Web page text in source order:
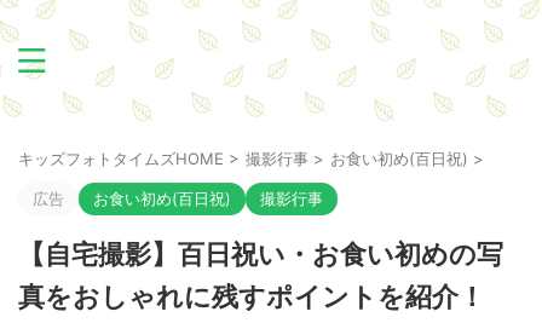
キッズフォトタイムズHOME > 撮影行事 > お食い初め(百日祝) >
広告 お食い初め(百日祝) 撮影行事
【自宅撮影】百日祝い・お食い初めの写
真をおしゃれに残すポイントを紹介！